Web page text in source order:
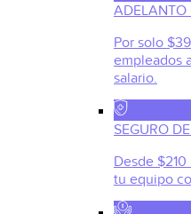
ADELANTO
Por solo
empleados
salario.
SEGURO
Desde
tu equipo